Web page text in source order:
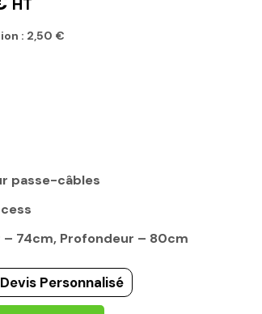
HT
: 2,50 €
passe-câbles
– 74cm, Profondeur – 80cm
Personnalisé